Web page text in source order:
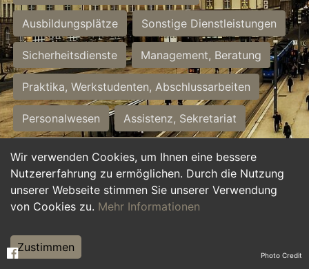
Wir verwenden Cookies, um Ihnen eine bessere
Nutzererfahrung zu ermöglichen. Durch die Nutzung
unserer Webseite stimmen Sie unserer Verwendung
von Cookies zu. Mehr Informationen
Zustimmen
Ausbildungsplätze Sonstige Dienstleistungen
Sicherheitsdienste Management, Beratung
Praktika, Werkstudenten, Abschlussarbeiten
Personalwesen Assistenz, Sekretariat
Hilfskräfte, Aushilfs- und Nebenjobs
Einkauf, Logistik, Materialwirtschaft
Weiterbildung, Studium, duale Ausbildung
Tourismus
Photo Credit